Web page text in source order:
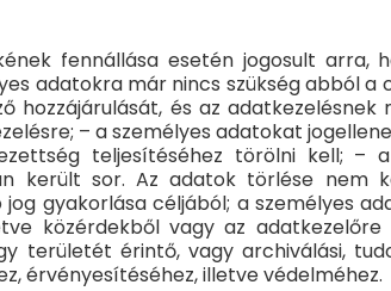
fennállása esetén jogosult
adatokra már nincs szükség abból
hozzájárulását, és az
– a személyes adatokat
teljesítéséhez törölni kell; –
került sor. Az adatok törlése nem
gyakorlása céljából; a személyes
közérdekből vagy az
területét érintő, vagy archiválási,
érvényesítéséhez, illetve védelméhez.